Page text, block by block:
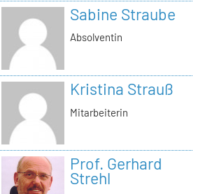
Sabine Straube
Absolventin
Kristina Strauß
Mitarbeiterin
Prof. Gerhard
Strehl